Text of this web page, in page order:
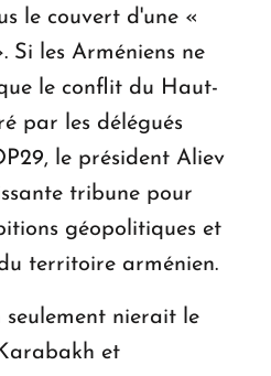
le couvert d'une «
Si les Arméniens ne
le conflit du Haut-
par les délégués
le président Aliev
tribune pour
géopolitiques et
territoire arménien.
seulement nierait le
et